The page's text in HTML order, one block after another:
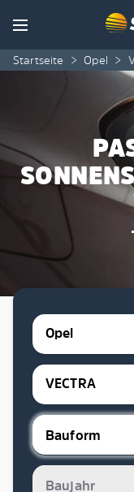
Menu
Startseite > Opel >
Opel
VECTRA